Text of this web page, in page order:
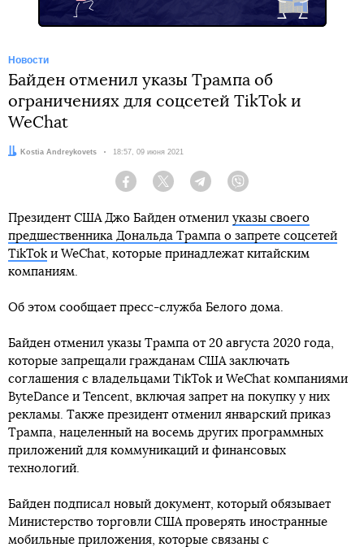
Новости
Байден отменил указы Трампа об
ограничениях для соцсетей TikTok и
WeChat
Автор:Kostia Andreykovets Дата:
18:57, 09 июня 2021
Facebook Twitter Telegram
Президент США Джо Байден отменил указы своего
предшественника Дональда Трампа о запрете соцсетей
TikTok и WeChat, которые принадлежат китайским
компаниям.
Об этом сообщает пресс-служба Белого дома.
Байден отменил указы Трампа от 20 августа 2020 года,
которые запрещали гражданам США заключать
соглашения с владельцами TikTok и WeChat компаниями
ByteDance и Tencent, включая запрет на покупку у них
рекламы. Также президент отменил январский приказ
Трампа, нацеленный на восемь других программных
приложений для коммуникаций и финансовых
технологий.
Байден подписал новый документ, который обязывает
Министерство торговли США проверять иностранные
мобильные приложения, которые связаны с